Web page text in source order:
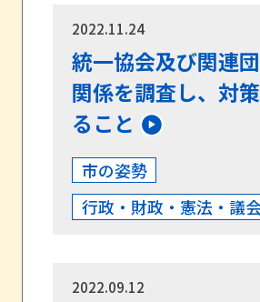
2022.11.24
統一協会及び関連
関係を調査し、対
ること
市の姿勢
行政・財政・憲法・議
2022.09.12